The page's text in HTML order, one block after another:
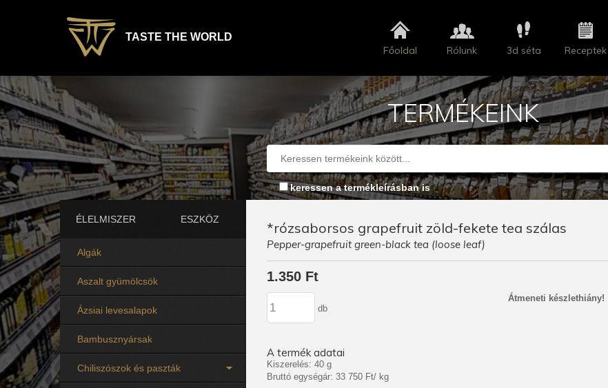
TASTE THE WORLD
Főoldal Rólunk 3d séta Receptek
TERMÉKEINK
keressen a termékleírásban is
ÉLELMISZER ESZKÖZ
Algák
Aszalt gyümölcsök
Ázsiai levesalapok
Bambusznyársak
Chiliszószok és paszták
*rózsaborsos grapefruit zöld-fekete tea szálas
Pepper-grapefruit green-black tea (loose leaf)
1.350 Ft
db
Átmeneti készlethiány!
A termék adatai
Kiszerelés: 40 g
Bruttó egységár: 33 750 Ft/ kg